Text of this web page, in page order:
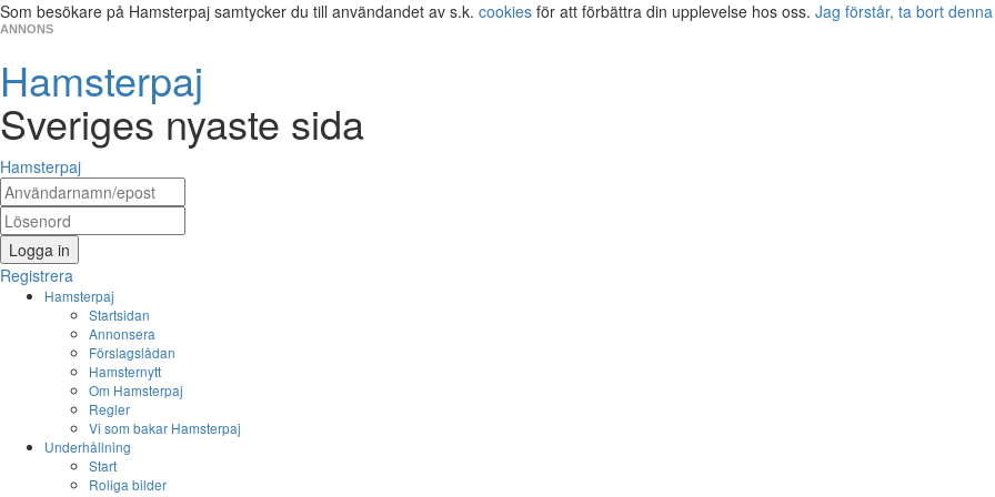
Som besökare på Hamsterpaj samtycker du till användandet av s.k. cookies för att förbättra din upplevelse hos oss. Jag förstår, ta bort
ANNONS
Hamsterpaj
Sveriges nyaste sida
Hamsterpaj
Logga in
Registrera
Hamsterpaj
Startsidan
Annonsera
Förslagslådan
Hamsternytt
Om Hamsterpaj
Regler
Vi som bakar Hamsterpaj
Underhållning
Start
Roliga bilder